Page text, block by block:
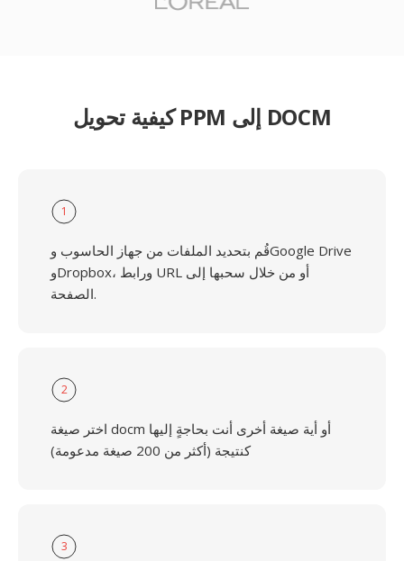
كيفية تحويل PPM إلى DOCM
1
قُم بتحديد الملفات من جهاز الحاسوب وGoogle Drive
وDropbox، ورابط URL أو من خلال سحبها إلى
الصفحة.
2
اختر صيغة docm أو أية صيغة أخرى أنت بحاجةٍ إليها
كنتيجة (أكثر من 200 صيغة مدعومة)
3